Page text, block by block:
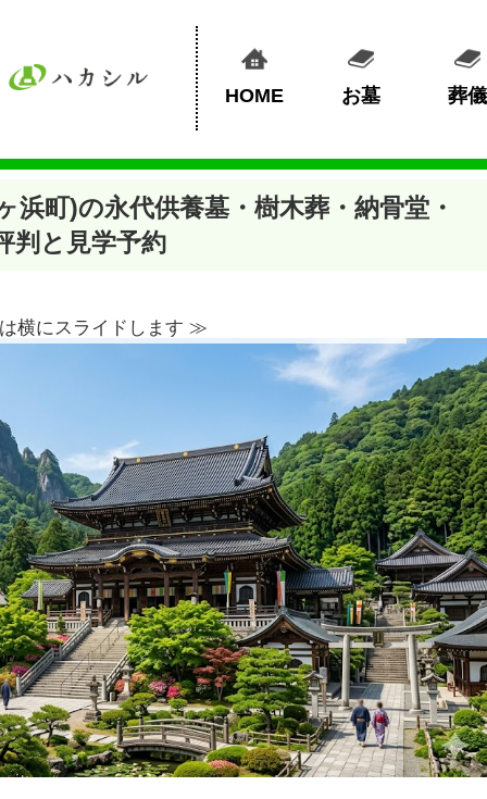
HOME お墓 葬儀
浜町)の永代供養墓・樹木葬・納骨堂・
判と見学予約
横にスライドします ≫︎